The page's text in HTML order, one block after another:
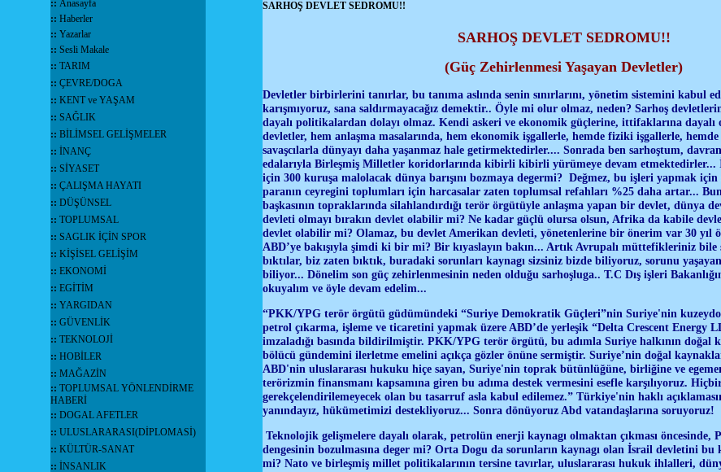
:: Anasayfa
:: Haberler
:: Yazarlar
:: Sesli Makale
:: TARIM
:: ÇEVRE/DOGA
:: KENT ve YAŞAM
:: SAĞLIK
:: BİLİMSEL GELİŞMELER
:: İNANÇ
:: SİYASET
:: ÇALIŞMA HAYATI
:: DÜŞÜNSEL
:: TOPLUMSAL
:: SAGLIK İÇİN SPOR
:: KİŞİSEL GELİŞİM
:: EKONOMİ
:: EGİTİM
:: YARGIDAN
:: GÜVENLİK
:: TEKNOLOJİ
:: HOBİLER
:: MAĞAZİN
:: TOPLUMSAL YÖNLENDİRME
HABERİ
:: DOGAL AFETLER
:: ULUSLARARASI(DİPLOMASİ)
:: KÜLTÜR-SANAT
:: İNSANLIK
SARHOŞ DEVLET SEDROMU!!
SARHOŞ DEVLET SEDROMU!!
(Güç Zehirlenmesi Yaşayan Devletler)
Devletler birbirlerini tanırlar, bu tanıma aslında senin sınırlarını, yönetim sistemini kabul
karışmıyoruz, sana saldırmayacağız demektir.. Öyle mi olur olmaz, neden? Sarhoş devletlerin
dayalı politikalardan dolayı olmaz. Kendi askeri ve ekonomik güçlerine, ittifaklarına dayalı
devletler, hem anlaşma masalarında, hem ekonomik işgallerle, hemde fiziki işgallerle,
savaşcılarla dünyayı daha yaşanmaz hale getirmektedirler.... Sonrada ben sarhoştum,
edalarıyla Birleşmiş Milletler koridorlarında kibirli kibirli yürümeye devam etmektedirler...
için 300 kuruşa malolacak dünya barışını bozmaya degermi? Değmez, bu işleri yapmak için
paranın ceyregini toplumları için harcasalar zaten toplumsal refahları %25 daha artar...
başkasının topraklarında silahlandırdığı terör örgütüyle anlaşma yapan bir devlet, dünya
devleti olmayı bırakın devlet olabilir mi? Ne kadar güçlü olursa olsun, Afrika da kabile
devlet olabilir mi? Olamaz, bu devlet Amerikan devleti, yönetenlerine bir önerim var 30 yıl
ABD’ye bakışıyla şimdi ki bir mi? Bir kıyaslayın bakın... Artık Avrupalı müttefikleriniz bile
bıktılar, biz zaten bıktık, buradaki sorunları kaynagı sizsiniz bizde biliyoruz, sorunu
biliyor... Dönelim son güç zehirlenmesinin neden olduğu sarhoşluga.. T.C Dış işleri
okuyalım ve öyle devam edelim...
“PKK/YPG terör örgütü güdümündeki “Suriye Demokratik Güçleri”nin Suriye'nin
petrol çıkarma, işleme ve ticaretini yapmak üzere ABD’de yerleşik “Delta Crescent Energy
imzaladığı basında bildirilmiştir. PKK/YPG terör örgütü, bu adımla Suriye halkının doğal
bölücü gündemini ilerletme emelini açıkça gözler önüne sermiştir. Suriye’nin doğal
ABD'nin uluslararası hukuku hiçe sayan, Suriye'nin toprak bütünlüğüne, birliğine ve
terörizmin finansmanı kapsamına giren bu adıma destek vermesini esefle karşılıyoruz.
gerekçelendirilemeyecek olan bu tasarruf asla kabul edilemez.” Türkiye'nin haklı
yanındayız, hükümetimizi destekliyoruz... Sonra dönüyoruz Abd vatandaşlarına soruyoruz!
Teknolojik gelişmelere dayalı olarak, petrolün enerji kaynagı olmaktan çıkması öncesinde,
dengesinin bozulmasına deger mi? Orta Dogu da sorunların kaynagı olan İsrail devletini bu
mi? Nato ve birleşmiş millet politikalarının tersine tavırlar, uluslararası hukuk ihlalleri,